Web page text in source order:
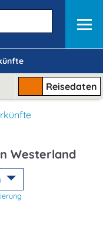
Reisedaten
Westerland